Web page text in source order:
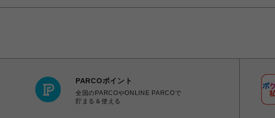
PARCOポイント
全国のPARCOやONLINE PARCOで
貯まる＆使える